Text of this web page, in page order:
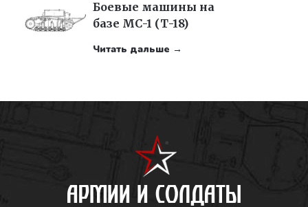
Боевые машины на
базе МС-1 (Т-18)
Читать дальше →